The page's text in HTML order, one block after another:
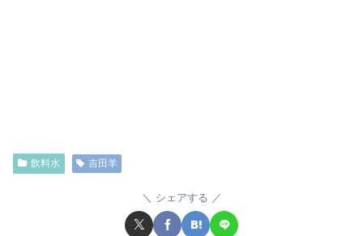
飲料水 吉田羊
シェアする